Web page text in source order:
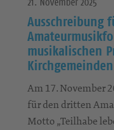
Ausschreibung
musikalischen
Am 17. November
für den dritten
Motto „Teilhabe